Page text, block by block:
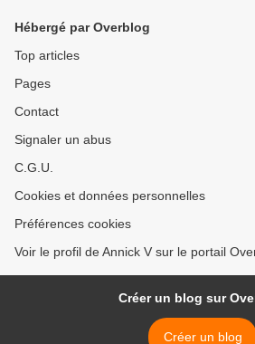
Hébergé par Overblog
Top articles
Pages
Contact
Signaler un abus
C.G.U.
Cookies et données personnelles
Préférences cookies
Voir le profil de Annick V sur le portail
Créer un blog sur
Créer un blog